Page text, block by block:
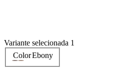
Variante selecionada 1
ColorEbony